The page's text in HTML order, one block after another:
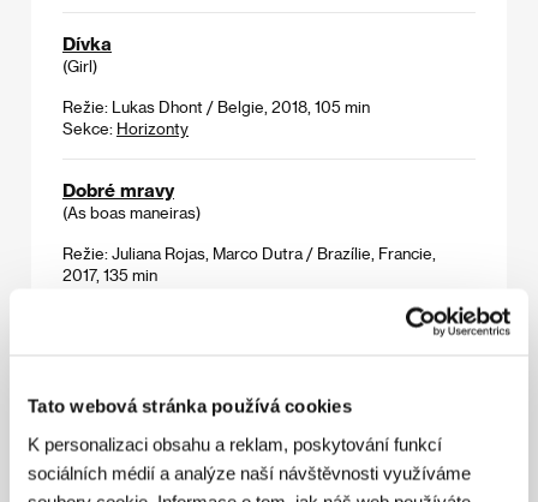
Tato webová stránka používá cookies
K personalizaci obsahu a reklam, poskytování funkcí
sociálních médií a analýze naší návštěvnosti využíváme
Dívka
(Girl)
Režie: Lukas Dhont / Belgie, 2018, 105 min
Sekce: Horizonty
Dobré mravy
(As boas maneiras)
Režie: Juliana Rojas, Marco Dutra / Brazílie, Francie,
2017, 135 min
Režie: Adam Sedlák / Česká republika, Slovenská
republika, 2018, 116 min
Sekce:
Hlavní soutěž